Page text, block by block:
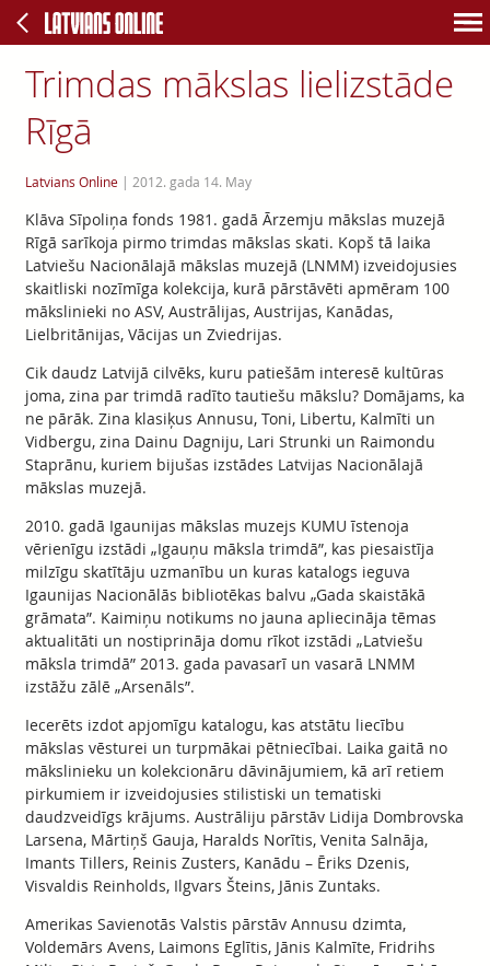
Trimdas mākslas lielizstāde
Rīgā
Latvians Online| 2012. gada 14. May
Klāva Sīpoliņa fonds 1981. gadā Ārzemju mākslas muzejā
Rīgā sarīkoja pirmo trimdas mākslas skati. Kopš tā laika
Latviešu Nacionālajā mākslas muzejā (LNMM) izveidojusies
skaitliski nozīmīga kolekcija, kurā pārstāvēti apmēram 100
mākslinieki no ASV, Austrālijas, Austrijas, Kanādas,
Lielbritānijas, Vācijas un Zviedrijas.
Cik daudz Latvijā cilvēks, kuru patiešām interesē kultūras
joma, zina par trimdā radīto tautiešu mākslu? Domājams, ka
ne pārāk. Zina klasiķus Annusu, Toni, Libertu, Kalmīti un
Vidbergu, zina Dainu Dagniju, Lari Strunki un Raimondu
Staprānu, kuriem bijušas izstādes Latvijas Nacionālajā
mākslas muzejā.
2010. gadā Igaunijas mākslas muzejs KUMU īstenoja
vērienīgu izstādi „Igauņu māksla trimdā”, kas piesaistīja
milzīgu skatītāju uzmanību un kuras katalogs ieguva
Igaunijas Nacionālās bibliotēkas balvu „Gada skaistākā
grāmata”. Kaimiņu notikums no jauna apliecināja tēmas
aktualitāti un nostiprināja domu rīkot izstādi „Latviešu
māksla trimdā” 2013. gada pavasarī un vasarā LNMM
izstāžu zālē „Arsenāls”.
Iecerēts izdot apjomīgu katalogu, kas atstātu liecību
mākslas vēsturei un turpmākai pētniecībai. Laika gaitā no
mākslinieku un kolekcionāru dāvinājumiem, kā arī retiem
pirkumiem ir izveidojusies stilistiski un tematiski
daudzveidīgs krājums. Austrāliju pārstāv Lidija Dombrovska
Larsena, Mārtiņš Gauja, Haralds Norītis, Venita Salnāja,
Imants Tillers, Reinis Zusters, Kanādu – Ēriks Dzenis,
Visvaldis Reinholds, Ilgvars Šteins, Jānis Zuntaks.
Amerikas Savienotās Valstis pārstāv Annusu dzimta,
Voldemārs Avens, Laimons Eglītis, Jānis Kalmīte, Fridrihs